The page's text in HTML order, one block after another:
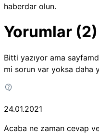
haberdar olun.
Yorumlar (2)
Bitti yazıyor ama
mi sorun var yoksa daha
24.01.2021
Acaba ne zaman cevap